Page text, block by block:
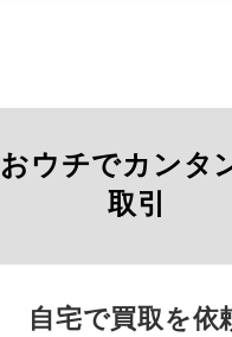
おウチでカンタ
取引
自宅で買取を依